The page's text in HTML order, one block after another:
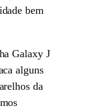
bem
Galaxy J
alguns
da